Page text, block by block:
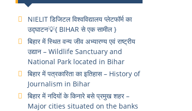
NIELIT डिजिटल विश्वविद्यालय प्लेटफॉर्म का
उद्घाटन💡{ BIHAR से एक सामील }
बिहार में स्थित वन्य जीव अभ्यारण्य एवं राष्ट्रीय
उद्यान – Wildlife Sanctuary and
National Park located in Bihar
बिहार में पत्रकारिता का इतिहास – History of
Journalism in Bihar
बिहार में नदियों के किनारे बसे प्रमुख शहर –
Major cities situated on the banks